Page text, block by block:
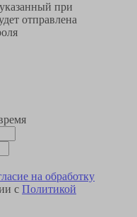
при
отправлена
на обработку
с Политикой